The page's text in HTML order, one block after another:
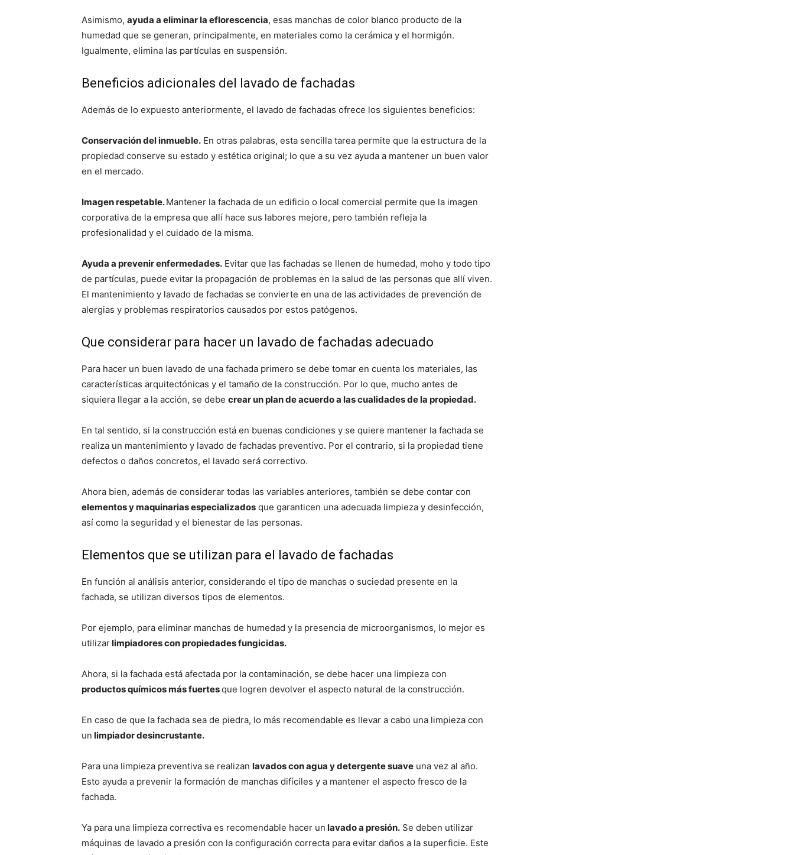
Asimismo, ayuda a eliminar la eflorescencia, esas manchas de color blanco producto de la
humedad que se generan, principalmente, en materiales como la cerámica y el hormigón.
Igualmente, elimina las partículas en suspensión.
Beneficios adicionales del lavado de fachadas
Además de lo expuesto anteriormente, el lavado de fachadas ofrece los siguientes beneficios:
Conservación del inmueble. En otras palabras, esta sencilla tarea permite que la estructura de la
propiedad conserve su estado y estética original; lo que a su vez ayuda a mantener un buen valor
en el mercado.
Imagen respetable.Mantener la fachada de un edificio o local comercial permite que la imagen
corporativa de la empresa que allí hace sus labores mejore, pero también refleja la
profesionalidad y el cuidado de la misma.
Ayuda a prevenir enfermedades. Evitar que las fachadas se llenen de humedad, moho y todo tipo
de partículas, puede evitar la propagación de problemas en la salud de las personas que allí viven.
El mantenimiento y lavado de fachadas se convierte en una de las actividades de prevención de
alergias y problemas respiratorios causados por estos patógenos.
Que considerar para hacer un lavado de fachadas adecuado
Para hacer un buen lavado de una fachada primero se debe tomar en cuenta los materiales, las
características arquitectónicas y el tamaño de la construcción. Por lo que, mucho antes de
siquiera llegar a la acción, se debe crear un plan de acuerdo a las cualidades de la propiedad.
En tal sentido, si la construcción está en buenas condiciones y se quiere mantener la fachada se
realiza un mantenimiento y lavado de fachadas preventivo. Por el contrario, si la propiedad tiene
defectos o daños concretos, el lavado será correctivo.
Ahora bien, además de considerar todas las variables anteriores, también se debe contar con
elementos y maquinarias especializados que garanticen una adecuada limpieza y desinfección,
así como la seguridad y el bienestar de las personas.
Elementos que se utilizan para el lavado de fachadas
En función al análisis anterior, considerando el tipo de manchas o suciedad presente en la
fachada, se utilizan diversos tipos de elementos.
Por ejemplo, para eliminar manchas de humedad y la presencia de microorganismos, lo mejor es
utilizarlimpiadores con propiedades fungicidas.
Ahora, si la fachada está afectada por la contaminación, se debe hacer una limpieza con
productos químicos más fuertesque logren devolver el aspecto natural de la construcción.
En caso de que la fachada sea de piedra, lo más recomendable es llevar a cabo una limpieza con
un limpiador desincrustante.
Para una limpieza preventiva se realizan lavados con agua y detergente suave una vez al año.
Esto ayuda a prevenir la formación de manchas difíciles y a mantener el aspecto fresco de la
fachada.
Ya para una limpieza correctiva es recomendable hacer un lavado a presión. Se deben utilizar
máquinas de lavado a presión con la configuración correcta para evitar daños a la superficie. Este